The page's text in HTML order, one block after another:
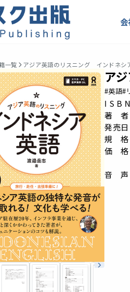
一覧 アジア英語のリスニング インドネシ
ア
#英語#
I S B
著 者
発売
規 格
価 格
音 声